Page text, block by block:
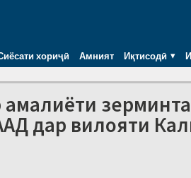
хориҷӣ Амният Иқтисодӣ
амалиёти
дар вилояти